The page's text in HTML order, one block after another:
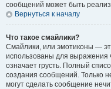
сообщений может быть
Вернуться к началу
Что такое смайлики?
Смайлики, или эмотиконы —
использованы для выражения
означает грусть. Полный
создания сообщений. Только
могут сделать сообщение